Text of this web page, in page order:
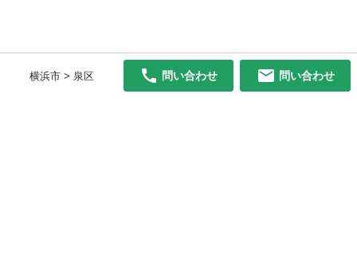
横浜市 > 泉区 問い合わせ 問い合わせ